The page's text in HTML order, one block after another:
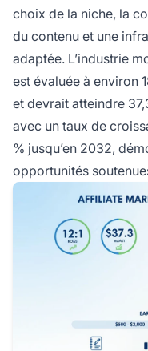
choix de la niche, la
du contenu et une
adaptée. L’industrie
est évaluée à environ
et devrait atteindre
avec un taux de
% jusqu’en 2032,
opportunités